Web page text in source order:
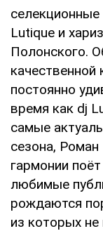
Lutique и
Полонского.
качественной
постоянно
время как dj
самые
сезона,
гармонии
любимые
рождаются
из которых